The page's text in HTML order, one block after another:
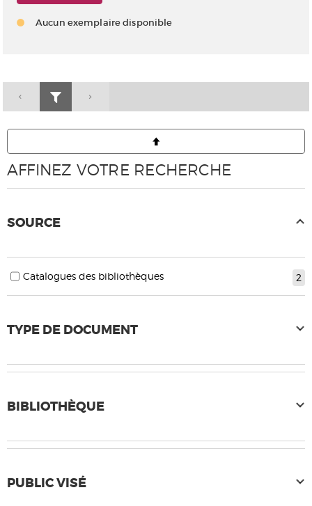
Aucun exemplaire disponible
AFFINEZ VOTRE RECHERCHE
SOURCE
2
Catalogues des bibliothèques
TYPE DE DOCUMENT
BIBLIOTHÈQUE
PUBLIC VISÉ